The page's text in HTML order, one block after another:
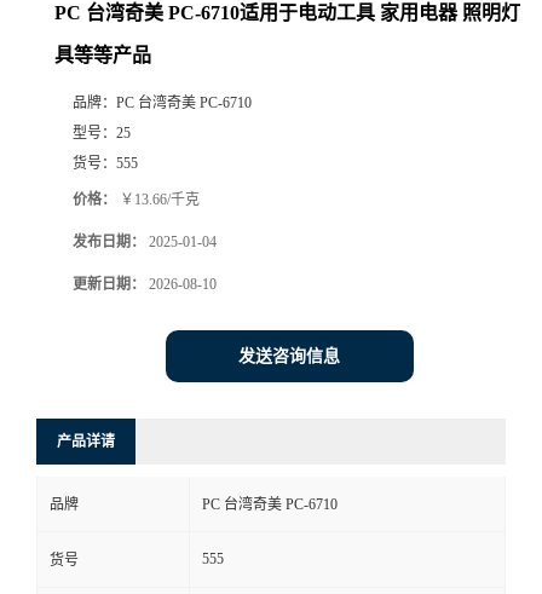
PC 台湾奇美 PC-6710适用于电动工具 家用电器 照明灯
具等等产品
品牌： PC 台湾奇美 PC-6710
型号： 25
货号： 555
价格： ￥13.66/千克
发布日期： 2025-01-04
更新日期： 2026-08-10
发送咨询信息
产品详请
品牌 PC 台湾奇美 PC-6710
货号 555